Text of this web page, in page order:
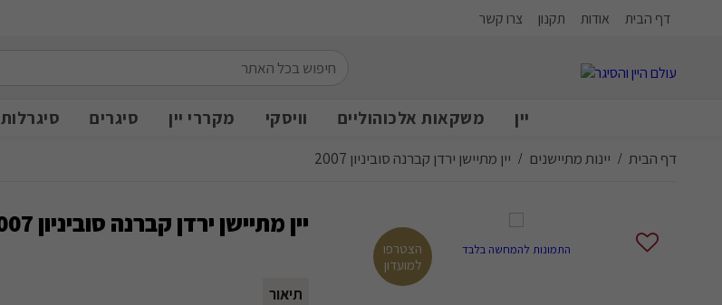
דף הבית אודות תקנון צרו קשר
יין משקאות אלכוהוליים וויסקי מקררי יין סיגרים סיגרלות
דף הבית / יינות מתיישנים / יין מתיישן ירדן קברנה סוביניון 2007
הצטרפו
למועדון
התמונות להמחשה בלבד
יין מתיישן ירדן קברנה סוביניון 2007
תיאור